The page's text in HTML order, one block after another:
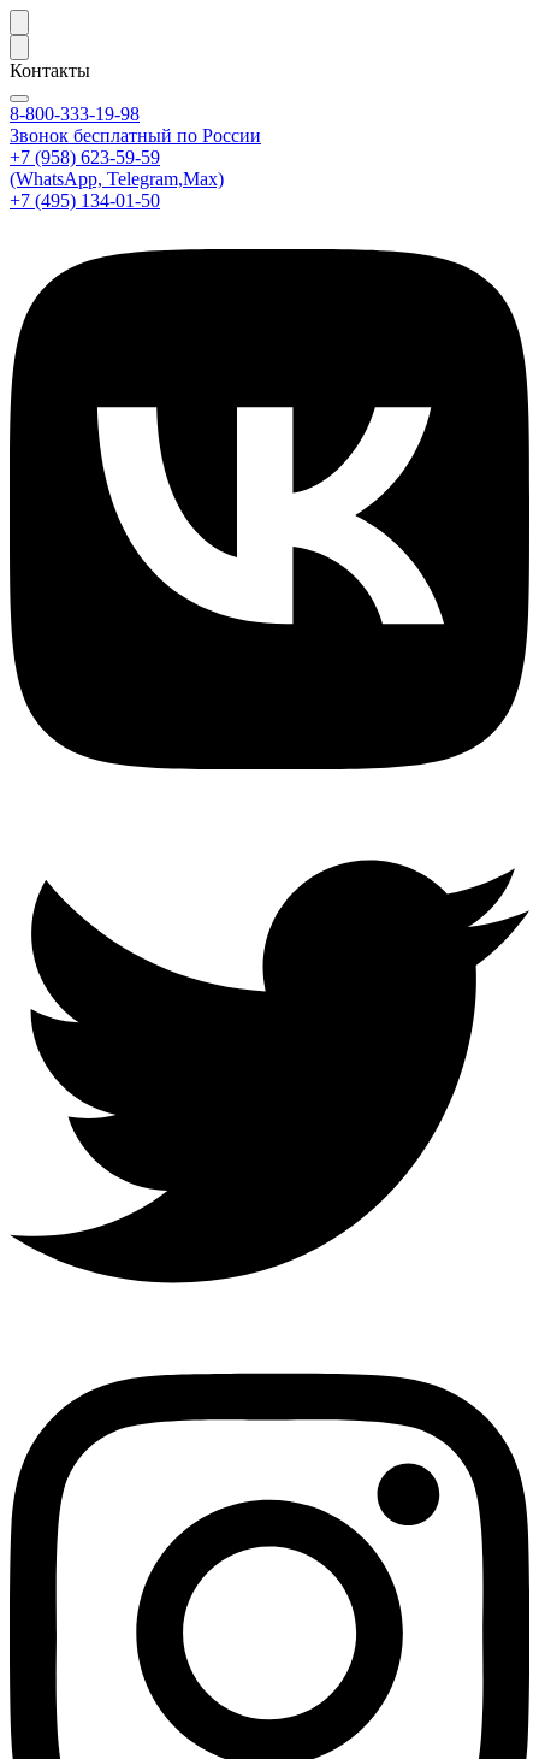
Контакты
8-800-333-19-98
Звонок бесплатный по России
+7 (958) 623-59-59
(WhatsApp, Telegram,Max)
+7 (495) 134-01-50